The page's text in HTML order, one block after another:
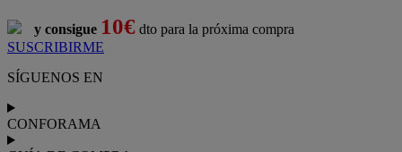
y consigue 10€ dto para la próxima compra
SUSCRIBIRME
SÍGUENOS EN
CONFORAMA